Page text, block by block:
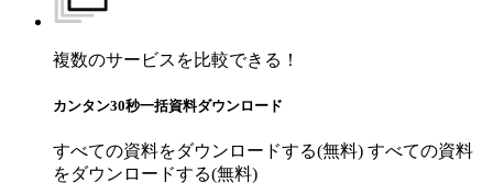
複数のサービスを比較できる！
カンタン30秒一括資料ダウンロード
すべての資料をダウンロードする(無料) すべての資料
をダウンロードする(無料)